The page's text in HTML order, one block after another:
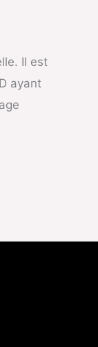
Il est
ayant